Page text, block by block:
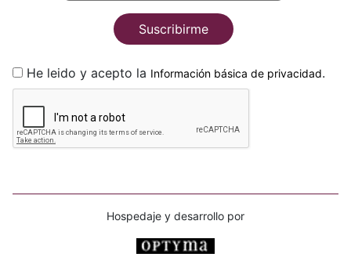
Suscribirme
He leido y acepto la Información básica de privacidad.
Hospedaje y desarrollo por